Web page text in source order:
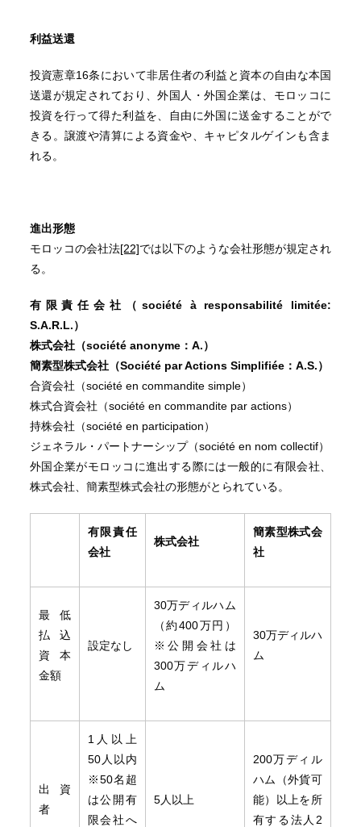
利益送還
投資憲章16条において非居住者の利益と資本の自由な本国
送還が規定されており、外国人・外国企業は、モロッコに
投資を行って得た利益を、自由に外国に送金することがで
きる。譲渡や清算による資金や、キャピタルゲインも含ま
れる。
進出形態
モロッコの会社法[22]では以下のような会社形態が規定され
る。
有限責任会社（société àresponsabilité limitée:
S.A.R.L.）
株式会社（sociétéanonyme：A.）
簡素型株式会社（Sociétépar Actions Simplifiée：A.S.）
合資会社（société en commandite simple）
株式合資会社（société en commandite par actions）
持株会社（société en participation）
ジェネラル・パートナーシップ（société en nom collectif）
外国企業がモロッコに進出する際には一般的に有限会社、
株式会社、簡素型株式会社の形態がとられている。
有限責任
会社
株式会社
簡素型株式会
社
最低
払込
資本
金額
設定なし
30万ディルハム
（約400万円）
※公開会社は
300万ディルハ
ム
30万ディルハ
ム
出資
者
1人以上
50人以内
※50名超
は公開有
限会社へ
5人以上
200万ディル
ハム（外貨可
能）以上を所
有する法人2